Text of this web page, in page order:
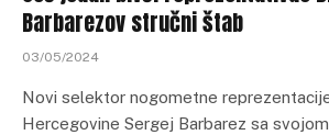
Barbarezov stručni štab
03/05/2024
Novi selektor nogometne
Hercegovine Sergej Barbarez sa